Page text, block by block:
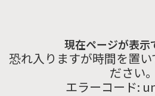
現在ページが表示
恐れ入りますが時間を置
ださい。
エラーコード: